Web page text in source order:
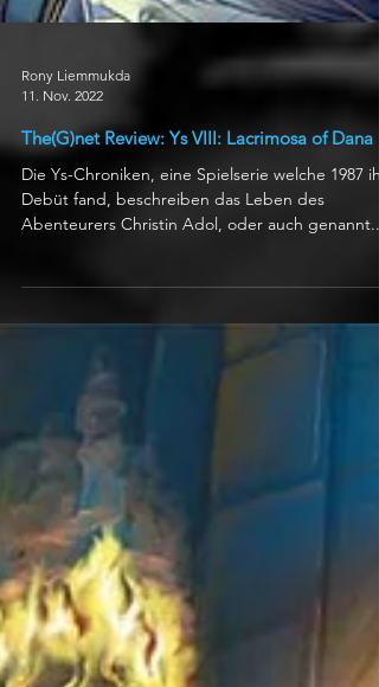
Rony Liemmukda
11. Nov. 2022
The(G)net Review: Ys VIII: Lacrimosa of Dana
Die Ys-Chroniken, eine Spielserie welche 1987 ihr
Abenteurers Christin Adol, oder auch genannt...